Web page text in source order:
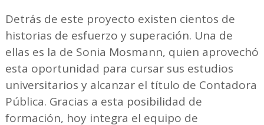
Detrás de este proyecto existen cientos de
historias de esfuerzo y superación. Una de
ellas es la de Sonia Mosmann, quien aprovechó
esta oportunidad para cursar sus estudios
universitarios y alcanzar el título de Contadora
Pública. Gracias a esta posibilidad de
formación, hoy integra el equipo de